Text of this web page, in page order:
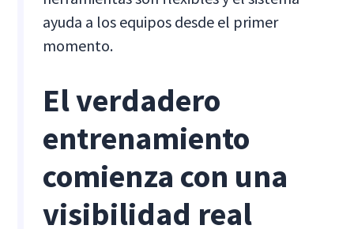
ayuda a los equipos desde el primer
momento.
El verdadero
entrenamiento
comienza con una
visibilidad real